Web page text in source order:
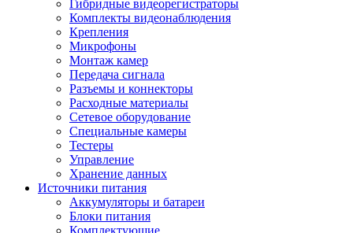
Гибридные видеорегистраторы
Комплекты видеонаблюдения
Крепления
Микрофоны
Монтаж камер
Передача сигнала
Разъемы и коннекторы
Расходные материалы
Сетевое оборудование
Специальные камеры
Тестеры
Управление
Хранение данных
Источники питания
Аккумуляторы и батареи
Блоки питания
Комплектующие